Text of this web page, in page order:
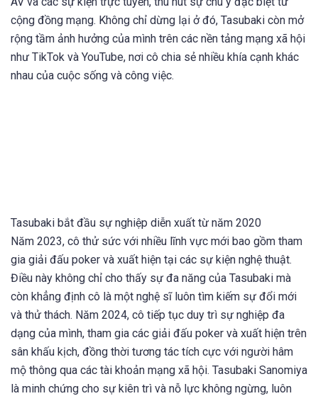
cộng đồng mạng. Không chỉ dừng lại ở đó, Tasubaki còn mở
rộng tầm ảnh hưởng của mình trên các nền tảng mạng xã hội
như TikTok và YouTube, nơi cô chia sẻ nhiều khía cạnh khác
nhau của cuộc sống và công việc.
Tasubaki bắt đầu sự nghiệp diễn xuất từ năm 2020
Năm 2023, cô thử sức với nhiều lĩnh vực mới bao gồm tham
gia giải đấu poker và xuất hiện tại các sự kiện nghệ thuật.
Điều này không chỉ cho thấy sự đa năng của Tasubaki mà
còn khẳng định cô là một nghệ sĩ luôn tìm kiếm sự đổi mới
và thử thách. Năm 2024, cô tiếp tục duy trì sự nghiệp đa
dạng của mình, tham gia các giải đấu poker và xuất hiện trên
sân khấu kịch, đồng thời tương tác tích cực với người hâm
mộ thông qua các tài khoản mạng xã hội. Tasubaki Sanomiya
là minh chứng cho sự kiên trì và nỗ lực không ngừng, luôn